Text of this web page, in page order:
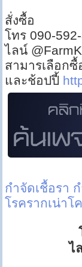
สั่งซื้อ
โทร 090-
ไลน์
สามารเลือก
และช้อปปี้
กำจัดเชื้อรา
โรครากเน่าโ
ไ